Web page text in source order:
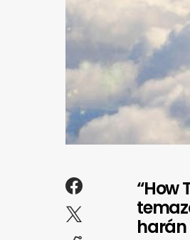
“How
harán